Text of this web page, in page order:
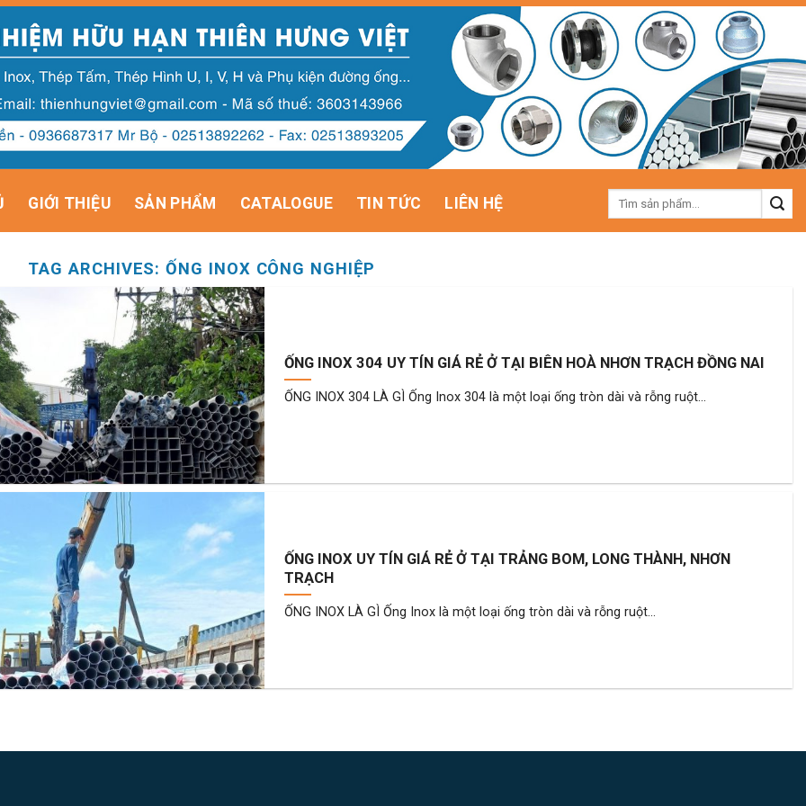
GIỚI THIỆU SẢN PHẨM CATALOGUE TIN TỨC LIÊN HỆ
Tìm
TAG ARCHIVES:ỐNG INOX CÔNG NGHIỆP
ỐNG INOX 304 UY TÍN GIÁ RẺ Ở TẠI BIÊN HOÀ NHƠN TRẠCH ĐỒNG NAI
ỐNG INOX 304 LÀ GÌ Ống Inox 304 là một loại ống tròn dài và rỗng ruột...
ỐNG INOX UY TÍN GIÁ RẺ Ở TẠI TRẢNG BOM, LONG THÀNH, NHƠN
TRẠCH
ỐNG INOX LÀ GÌ Ống Inox là một loại ống tròn dài và rỗng ruột...